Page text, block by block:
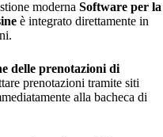
moderna Software per la
è integrato direttamente in
delle prenotazioni di
prenotazioni tramite siti
alla bacheca di